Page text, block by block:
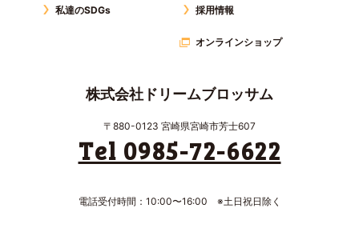
私達のSDGs 採用情報
オンラインショップ
株式会社ドリームブロッサム
〒880-0123 宮崎県宮崎市芳士607
Tel 0985-72-6622
電話受付時間：10:00〜16:00 ※土日祝日除く